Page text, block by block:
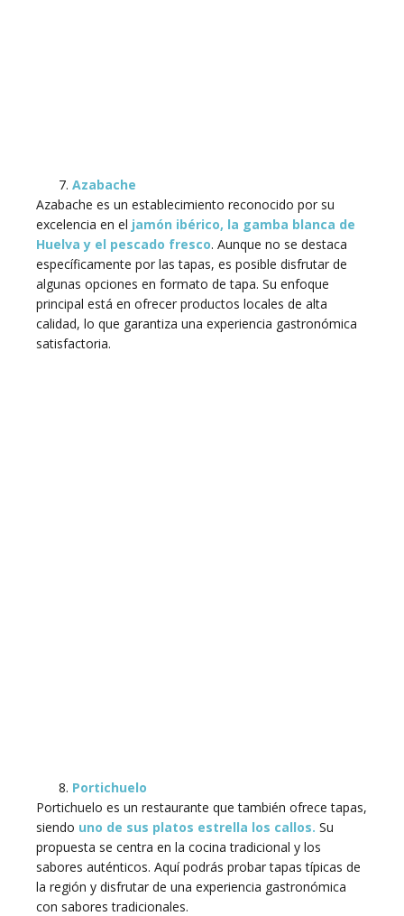
Azabache
Azabache es un establecimiento reconocido por su
excelencia en el jamón ibérico, la gamba blanca de
Huelva y el pescado fresco. Aunque no se destaca
específicamente por las tapas, es posible disfrutar de
algunas opciones en formato de tapa. Su enfoque
principal está en ofrecer productos locales de alta
calidad, lo que garantiza una experiencia gastronómica
satisfactoria.
Portichuelo
Portichuelo es un restaurante que también ofrece tapas,
siendo uno de sus platos estrella los callos. Su
propuesta se centra en la cocina tradicional y los
sabores auténticos. Aquí podrás probar tapas típicas de
la región y disfrutar de una experiencia gastronómica
con sabores tradicionales.